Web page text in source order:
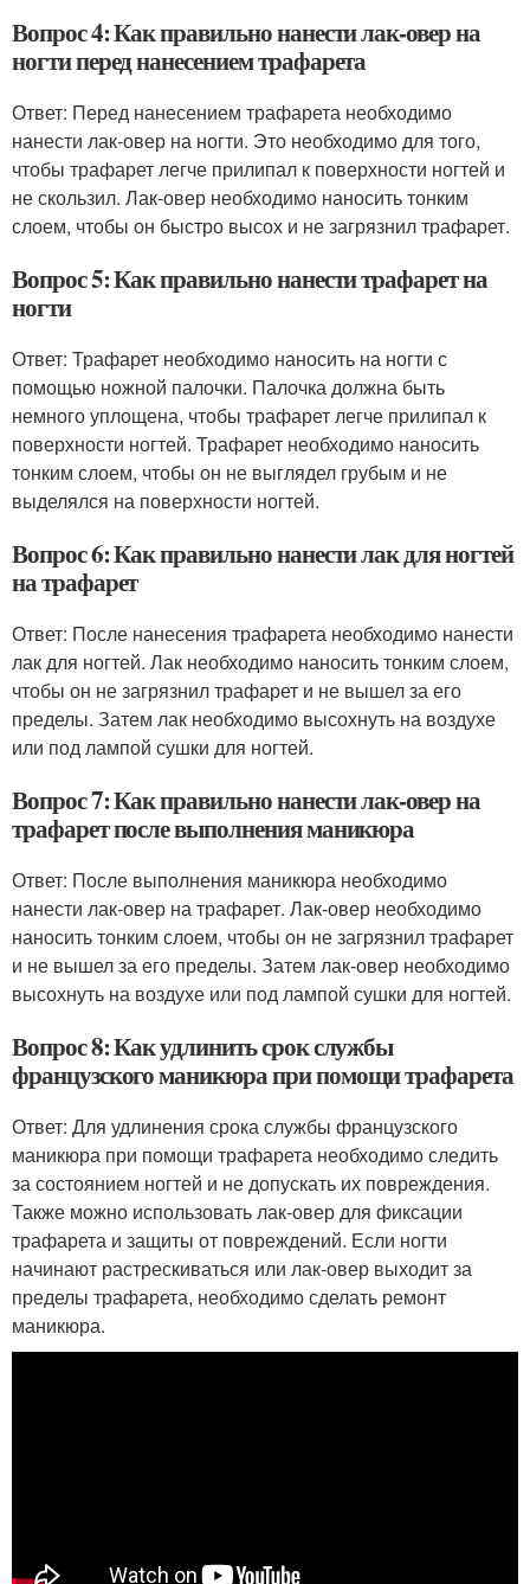
Вопрос 4: Как правильно нанести лак-овер на
ногти перед нанесением трафарета
Ответ: Перед нанесением трафарета необходимо
нанести лак-овер на ногти. Это необходимо для того,
чтобы трафарет легче прилипал к поверхности ногтей и
не скользил. Лак-овер необходимо наносить тонким
слоем, чтобы он быстро высох и не загрязнил трафарет.
Вопрос 5: Как правильно нанести трафарет на
ногти
Ответ: Трафарет необходимо наносить на ногти с
помощью ножной палочки. Палочка должна быть
немного уплощена, чтобы трафарет легче прилипал к
поверхности ногтей. Трафарет необходимо наносить
тонким слоем, чтобы он не выглядел грубым и не
выделялся на поверхности ногтей.
Вопрос 6: Как правильно нанести лак для ногтей
на трафарет
Ответ: После нанесения трафарета необходимо нанести
лак для ногтей. Лак необходимо наносить тонким слоем,
чтобы он не загрязнил трафарет и не вышел за его
пределы. Затем лак необходимо высохнуть на воздухе
или под лампой сушки для ногтей.
Вопрос 7: Как правильно нанести лак-овер на
трафарет после выполнения маникюра
Ответ: После выполнения маникюра необходимо
нанести лак-овер на трафарет. Лак-овер необходимо
наносить тонким слоем, чтобы он не загрязнил трафарет
и не вышел за его пределы. Затем лак-овер необходимо
высохнуть на воздухе или под лампой сушки для ногтей.
Вопрос 8: Как удлинить срок службы
французского маникюра при помощи трафарета
Ответ: Для удлинения срока службы французского
маникюра при помощи трафарета необходимо следить
за состоянием ногтей и не допускать их повреждения.
Также можно использовать лак-овер для фиксации
трафарета и защиты от повреждений. Если ногти
начинают растрескиваться или лак-овер выходит за
пределы трафарета, необходимо сделать ремонт
маникюра.